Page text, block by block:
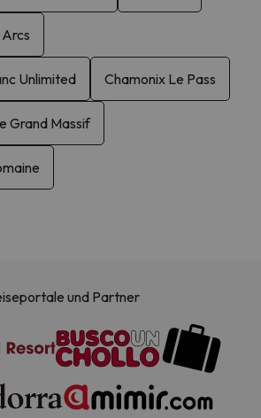
Unlimited Chamonix Le Pass
Grand Massif
und Partner